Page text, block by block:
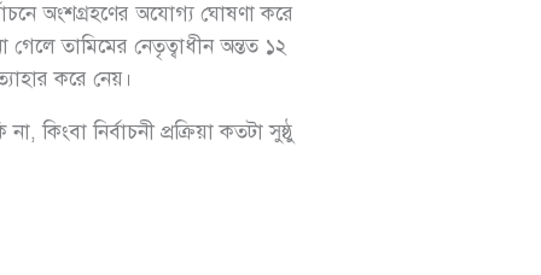
অংশগ্রহণের অযোগ্য ঘোষণা করে
তামিমের নেতৃত্বাধীন অন্তত ১২
করে নেয়।
কিংবা নির্বাচনী প্রক্রিয়া কতটা সুষ্ঠু